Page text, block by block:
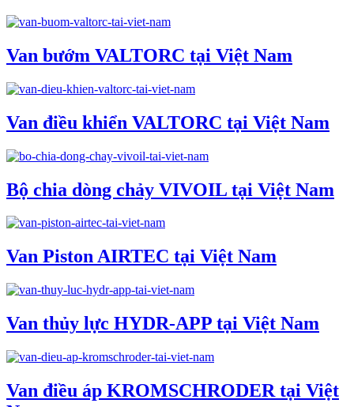
Van bướm VALTORC tại Việt Nam
Van điều khiển VALTORC tại Việt Nam
Bộ chia dòng chảy VIVOIL tại Việt Nam
Van Piston AIRTEC tại Việt Nam
Van thủy lực HYDR-APP tại Việt Nam
Van điều áp KROMSCHRODER tại Việt